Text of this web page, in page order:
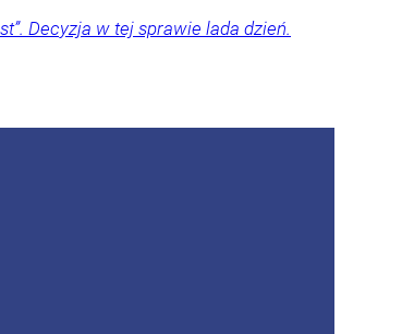
Decyzja w tej sprawie lada dzień.